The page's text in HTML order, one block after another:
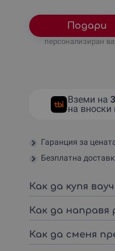
Подари
персонализиран
Вземи на
на
Гаранция за
Безплатна
Как да купя
Как да направя
Как да сменя